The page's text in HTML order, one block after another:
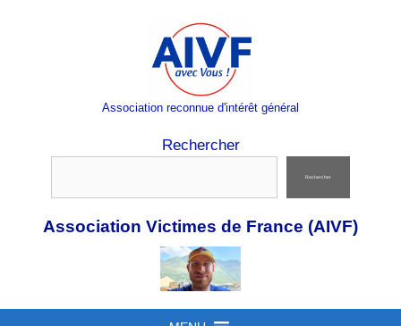
Association reconnue d'intérêt général
Rechercher
Rechercher
Association Victimes de France (AIVF)